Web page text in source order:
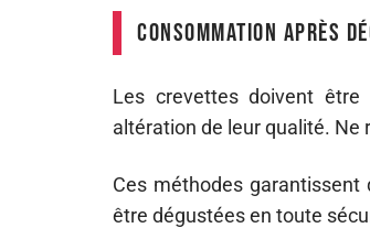
Consommation après
Les crevettes doivent être
altération de leur qualité. Ne
Ces méthodes
être dégustées en toute